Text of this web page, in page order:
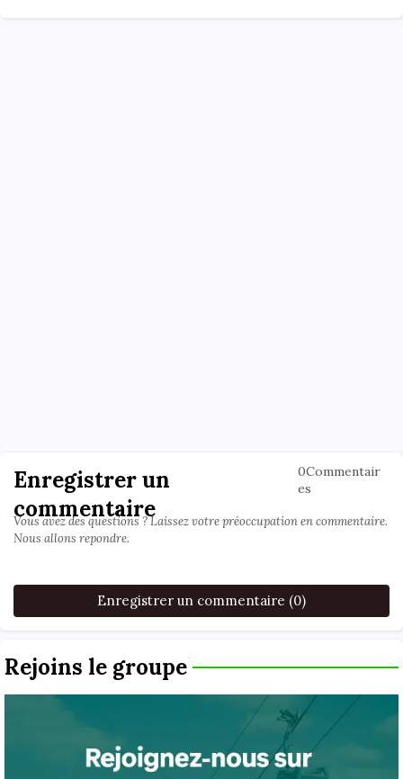
Enregistrer un
commentaire
0Commentair
es
Vous avez des questions ? Laissez votre préoccupation en commentaire.
Nous allons repondre.
Enregistrer un commentaire (0)
Rejoins le groupe